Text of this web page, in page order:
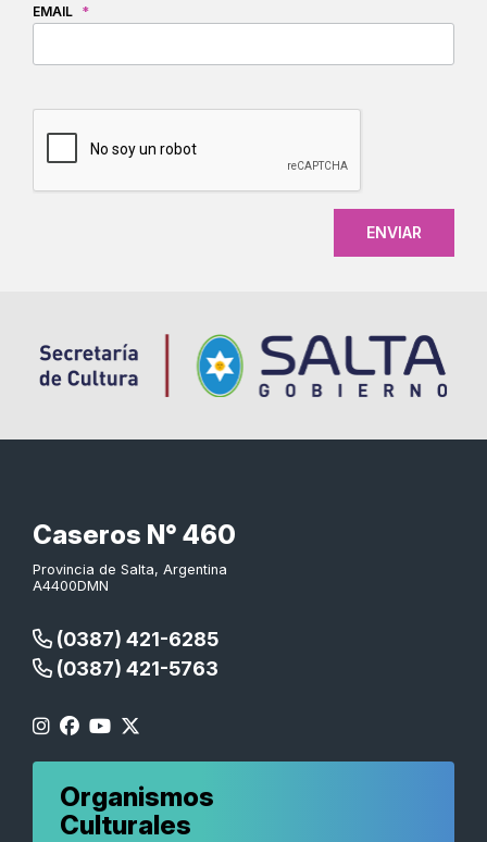
EMAIL *
Caseros N° 460
Provincia de Salta, Argentina
A4400DMN
(0387) 421-6285
(0387) 421-5763
Organismos
Culturales